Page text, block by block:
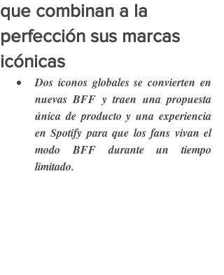
que combinan a la
perfección sus marcas
icónicas
Dos íconos globales se convierten en
nuevas BFF y traen una propuesta
única de producto y una experiencia
en Spotify para que los fans vivan el
modo BFF durante un tiempo
limitado.